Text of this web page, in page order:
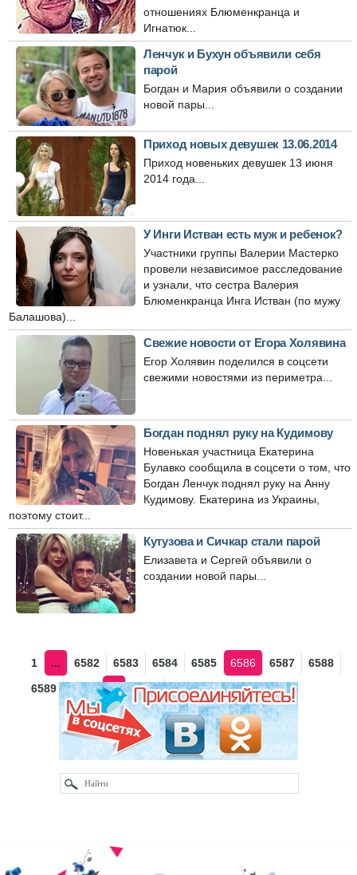
отношениях Блюменкранца и
Игнатюк...
Ленчук и Бухун объявили себя
парой
Богдан и Мария объявили о создании
новой пары...
Приход новых девушек 13.06.2014
Приход новеньких девушек 13 июня
2014 года...
У Инги Истван есть муж и ребенок?
Участники группы Валерии Мастерко
провели независимое расследование
и узнали, что сестра Валерия
Блюменкранца Инга Истван (по мужу
Балашова)...
Свежие новости от Егора Холявина
Егор Холявин поделился в соцсети
свежими новостями из периметра...
Богдан поднял руку на Кудимову
Новенькая участница Екатерина
Булавко сообщила в соцсети о том, что
Богдан Ленчук поднял руку на Анну
Кудимову. Екатерина из Украины,
поэтому стоит...
Кутузова и Сичкар стали парой
Елизавета и Сергей объявили о
создании новой пары...
1 ... 6582 6583 6584 6585 6586 6587
6588
6589
6590 ... 6613
Наза
д
Впе
ред